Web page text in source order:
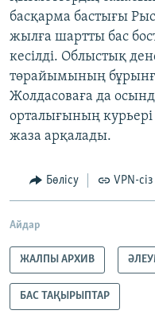
басқарма бастығы
жылға шартты бас
кесілді. Облыстық
төрайымының
Жолдасоваға да
орталығының
жаза арқалады.
Бөлісу VPN-
Айдар
ЖАЛПЫ АРХИВ
БАС ТАҚЫРЫПТАР